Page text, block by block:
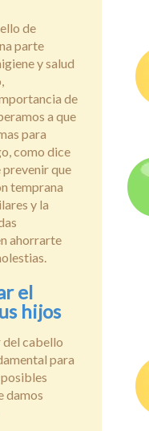
de
parte
y salud
de
a que
para
como dice
prevenir que
temprana
y la
ahorrarte
el
hijos
del cabello
para
damos